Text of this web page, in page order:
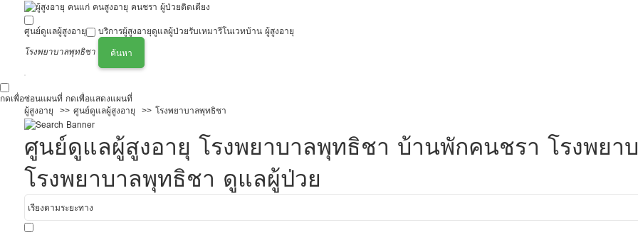
ศูนย์ดูแลผู้สูงอายุ บริการผู้สูงอายุดูแลผู้ป่วยรับเหมารีโนเวทบ้าน ผู้สูงอายุ
โรงพยาบาลพุทธิชา
ค้นหา
กดเพื่อซ่อนแผนที่ กดเพื่อแสดงแผนที่
ผู้สูงอายุ
ศูนย์ดูแลผู้สูงอายุ โรงพยาบาลพุทธิชา
ศูนย์ดูแลผู้สูงอายุ โรงพยาบาลพุทธิชา บ้านพักคนชรา โรงพยา
โรงพยาบาลพุทธิชา ดูแลผู้ป่วย